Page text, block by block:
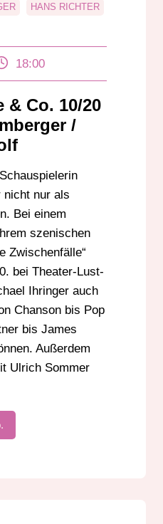
HANS RICHTER
18:00
& Co. 10/20
/
nicht nur als
Bei einem
szenischen
Zwischenfälle“
bei Theater-Lust-
Ihringer auch
Chanson bis Pop
bis James
Außerdem
Ulrich Sommer